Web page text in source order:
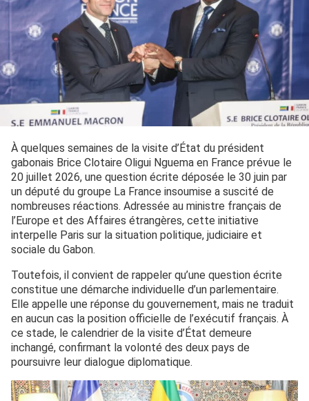
À quelques semaines de la visite d’État du président
gabonais Brice Clotaire Oligui Nguema en France prévue le
20 juillet 2026, une question écrite déposée le 30 juin par
un député du groupe La France insoumise a suscité de
nombreuses réactions. Adressée au ministre français de
l’Europe et des Affaires étrangères, cette initiative
interpelle Paris sur la situation politique, judiciaire et
sociale du Gabon.
Toutefois, il convient de rappeler qu’une question écrite
constitue une démarche individuelle d’un parlementaire.
Elle appelle une réponse du gouvernement, mais ne traduit
en aucun cas la position officielle de l’exécutif français. À
ce stade, le calendrier de la visite d’État demeure
inchangé, confirmant la volonté des deux pays de
poursuivre leur dialogue diplomatique.